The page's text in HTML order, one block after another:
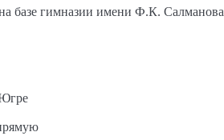
базе гимназии имени Ф.К. Салманова